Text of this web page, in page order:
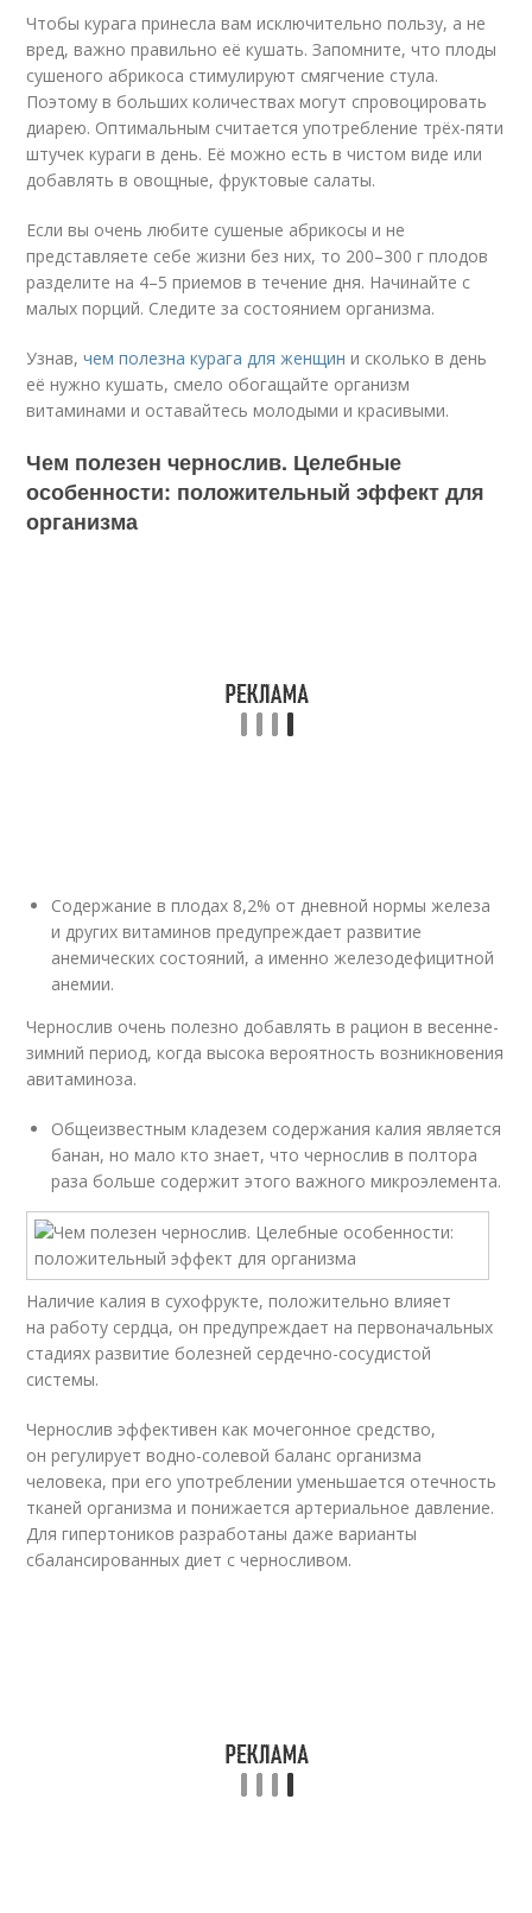
Чтобы курага принесла вам исключительно пользу, а не
вред, важно правильно её кушать. Запомните, что плоды
сушеного абрикоса стимулируют смягчение стула.
Поэтому в больших количествах могут спровоцировать
диарею. Оптимальным считается употребление трёх-пяти
штучек кураги в день. Её можно есть в чистом виде или
добавлять в овощные, фруктовые салаты.
Если вы очень любите сушеные абрикосы и не
представляете себе жизни без них, то 200–300 г плодов
разделите на 4–5 приемов в течение дня. Начинайте с
малых порций. Следите за состоянием организма.
Узнав,чем полезна курага для женщин и сколько в день
её нужно кушать, смело обогащайте организм
витаминами и оставайтесь молодыми и красивыми.
Чем полезен чернослив. Целебные
особенности: положительный эффект для
организма
Содержание в плодах 8,2% от дневной нормы железа
и других витаминов предупреждает развитие
анемических состояний, а именно железодефицитной
анемии.
Чернослив очень полезно добавлять в рацион в весенне-
зимний период, когда высока вероятность возникновения
авитаминоза.
Общеизвестным кладезем содержания калия является
банан, но мало кто знает, что чернослив в полтора
раза больше содержит этого важного микроэлемента.
Наличие калия в сухофрукте, положительно влияет
на работу сердца, он предупреждает на первоначальных
стадиях развитие болезней сердечно-сосудистой
системы.
Чернослив эффективен как мочегонное средство,
он регулирует водно-солевой баланс организма
человека, при его употреблении уменьшается отечность
тканей организма и понижается артериальное давление.
Для гипертоников разработаны даже варианты
сбалансированных диет с черносливом.